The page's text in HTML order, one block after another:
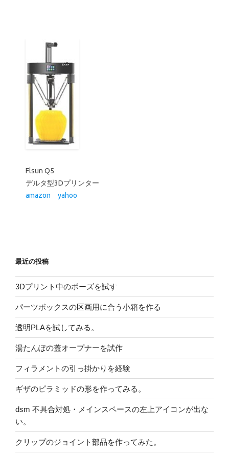
最近の投稿
3Dプリント中のポーズを試す
パーツボックスの区画用に合う小箱を作る
透明PLAを試してみる。
湯たんぽの蓋オープナーを試作
フィラメントの引っ掛かりを経験
ギザのピラミッドの形を作ってみる。
dsm 不具合対処・メインスペースの左上アイコンが出な
い。
クリップのジョイント部品を作ってみた。